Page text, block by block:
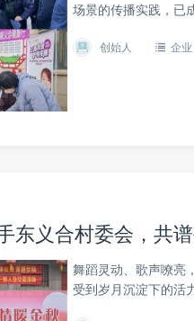
场景的传播实践，已
创始人 企业
东义合村委会，共
舞蹈灵动、歌声嘹亮
受到岁月沉淀下的活